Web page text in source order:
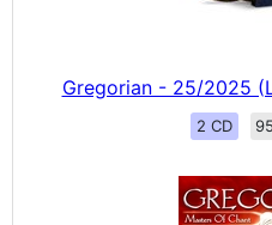
Gregorian - 25/2025
2 CD